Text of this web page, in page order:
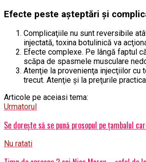
Efecte peste aşteptări şi
Complicaţiile nu sunt reversibile
injectată, toxina botulinică va
Efecte complexe. Pe lângă faptul
scăpa de spasmele musculare
Atenţie la provenienţa injecţiilor cu
trecut. Atenţie şi la preţurile
Articole pe aceiasi tema:
Urmatorul
Se dorește să se pună prosopul pe țambalul
Nu ratati